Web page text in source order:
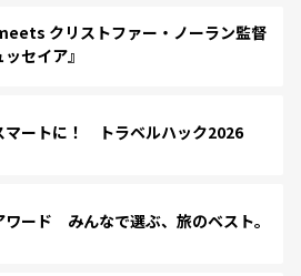
クリストファー・ノーラン監督
セイア』
マートに！ トラベルハック2026
ード みんなで選ぶ、旅のベスト。